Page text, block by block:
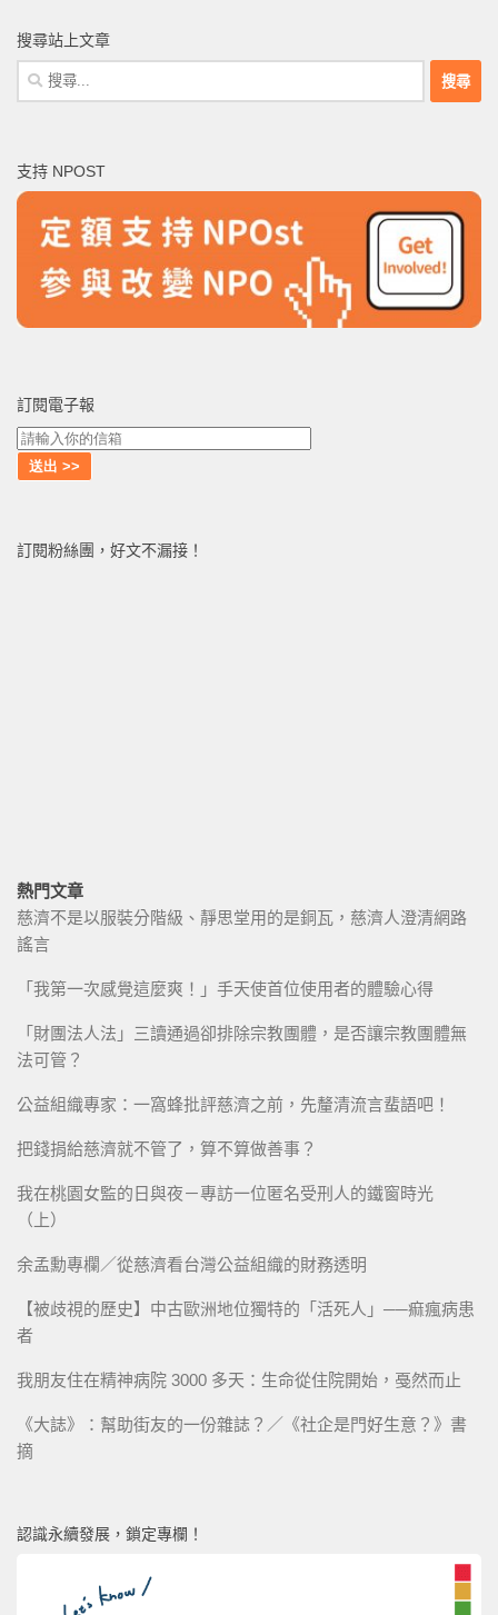
搜尋站上文章
搜
尋
字:
支持 NPOST
訂閱電子報
訂閱粉絲團，好文不漏接！
熱門文章
慈濟不是以服裝分階級、靜思堂用的是銅瓦，慈濟人澄清網路
謠言
「我第一次感覺這麼爽！」手天使首位使用者的體驗心得
「財團法人法」三讀通過卻排除宗教團體，是否讓宗教團體無
法可管？
公益組織專家：一窩蜂批評慈濟之前，先釐清流言蜚語吧！
把錢捐給慈濟就不管了，算不算做善事？
我在桃園女監的日與夜－專訪一位匿名受刑人的鐵窗時光
（上）
余孟勳專欄／從慈濟看台灣公益組織的財務透明
【被歧視的歷史】中古歐洲地位獨特的「活死人」──痲瘋病患
者
我朋友住在精神病院 3000 多天：生命從住院開始，戞然而止
《大誌》：幫助街友的一份雜誌？／《社企是門好生意？》書
摘
認識永續發展，鎖定專欄！